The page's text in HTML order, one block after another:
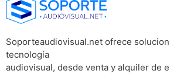
Soporteaudiovisual.net ofrece
tecnología
audiovisual, desde venta y alquiler de